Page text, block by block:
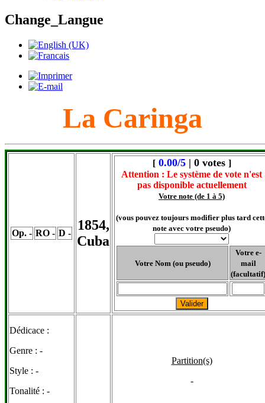
Change_Langue
La Caringa
Op. - RO - D -
1854,
Cuba
[0.00/5 | 0 votes ]
Attention : Le système de vote n'est
pas disponible actuellement
Votre note (de 1 à 5)
(vous pouvez toujours modifier plus tard
note avec votre pseudo)
Votre Nom (ou pseudo)
Votre e-
mail
(facultatif)
Dédicace :
Genre : -
Style : -
Tonalité : -
Partition(s)
-